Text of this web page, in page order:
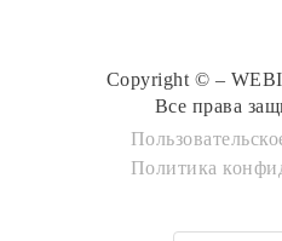
Copyright © –
Все права
Политика